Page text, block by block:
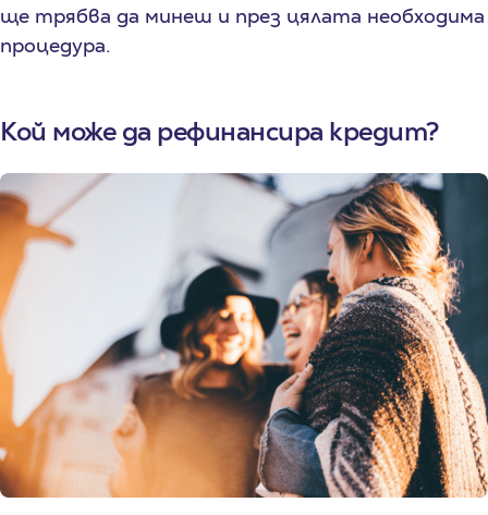
ще трябва да минеш и през цялата необходима
процедура.
Кой може да рефинансира кредит?